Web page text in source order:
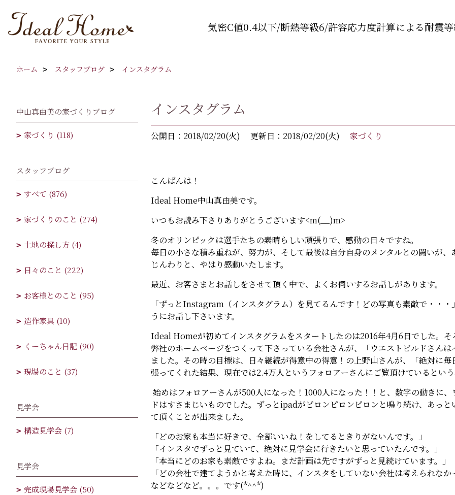
気密C値0.4以下/断熱等級6/許容応力度計算による耐震
ホーム スタッフブログ インスタグラム
インスタグラム
公開日：2018/02/20(火) 更新日：2018/02/20(火) 家づくり
こんばんは！
Ideal Home中山真由美です。
いつもお読み下さりありがとうございます<m(__)m>
冬のオリンピックは選手たちの素晴らしい頑張りで、感動の日々ですね。
毎日の小さな積み重ねが、努力が、そして最後は自分自身のメンタルとの闘いが
じんわりと、やはり感動いたします。
最近、お客さまとお話しをさせて頂く中で、よくお伺いするお話しがあります。
「ずっとInstagram（インスタグラム）を見てるんです！どの写真も素敵で・・
うにお話し下さいます。
Ideal Homeが初めてインスタグラムをスタートしたのは2016年4月6日でした。
弊社のホームページをつくって下さっている会社さんが、「ウエストビルドさん
ました。その時の目標は、日々継続が得意中の得意！の上野山さんが、「絶対に
張ってくれた結果、現在では2.4万人というフォロアーさんにご覧頂けているとい
始めはフォロアーさんが500人になった！1000人になった！！と、数字の動きに
ドはすさまじいものでした。ずっとipadがピロンピロンピロンと鳴り続け、あっ
て頂くことが出来ました。
「どのお家も本当に好きで、全部いいね！をしてるときりがないんです。」
「インスタでずっと見ていて、絶対に見学会に行きたいと思っていたんです。」
「本当にどのお家も素敵ですよね。まだ計画は先ですがずっと見続けています。」
「どの会社で建てようかと考えた時に、インスタをしていない会社は考えられなか
などなどなど。。。です(*^^*)
中山真由美の家づくりブログ
家づくり (118)
スタッフブログ
すべて (876)
家づくりのこと (274)
土地の探し方 (4)
日々のこと (222)
お客様とのこと (95)
造作家具 (10)
くーちゃん日記 (90)
現場のこと (37)
見学会
構造見学会 (7)
見学会
完成現場見学会 (50)